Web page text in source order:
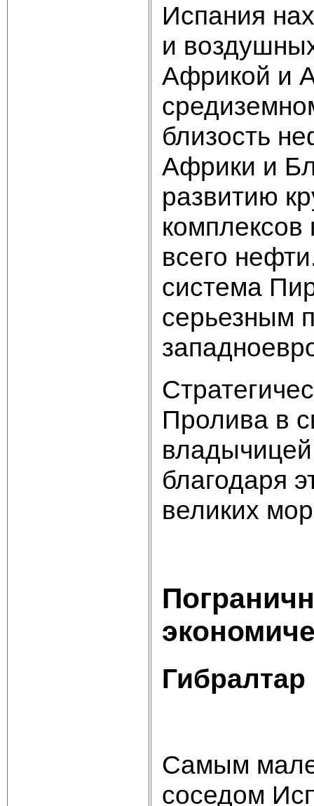
Испания
и
Африкой и
близость
Африки и
развитию
всего
система
серьезным
Пролива в
благодаря
великих
Гибралтар
Самым
соседом